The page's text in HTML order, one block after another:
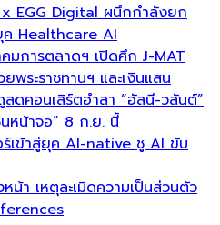
EGG Digital ผนึกกำลังยก
ค Healthcare AI
การตลาดฯ เปิดศึก J-MAT
ระราชทานฯ และเงินแสน
สดคอนเสิร์ตอำลา “อัสนี-วสันต์”
หน้าจอ” 8 ก.ย. นี้
ร์เข้าสู่ยุค AI-native ชู AI ขับ
า เหตุละเมิดความเป็นส่วนตัว